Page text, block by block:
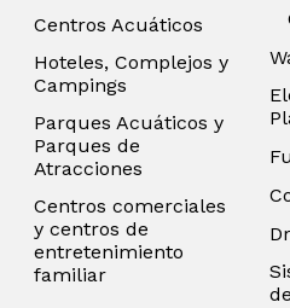
Centros Acuáticos
Hoteles, Complejos y
Campings
Parques Acuáticos y
Parques de
Atracciones
Centros comerciales
y centros de
entretenimiento
familiar